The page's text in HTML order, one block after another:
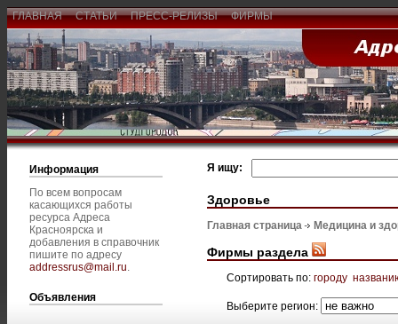
ГЛАВНАЯ СТАТЬИ ПРЕСС-РЕЛИЗЫ ФИРМЫ
Информация
По всем вопросам
касающихся работы
ресурса Адреса
Красноярска и
добавления в справочник
пишите по адресу
addressrus@mail.ru.
Объявления
Я ищу:
Здоровье
Главная страница Медицина и
Фирмы раздела
Сортировать по: городу
Выберите регион: